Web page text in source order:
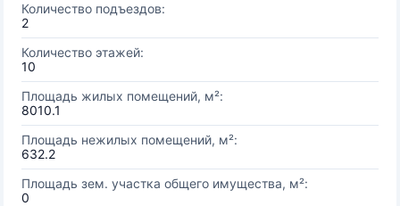
Количество подъездов:
2
Количество этажей:
10
Площадь жилых помещений, м²:
8010.1
Площадь нежилых помещений, м²:
632.2
Площадь зем. участка общего имущества, м²:
0